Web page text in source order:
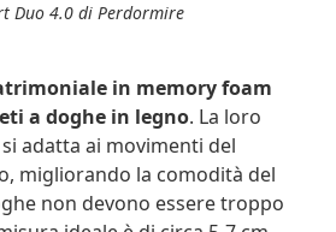
Duo 4.0 di Perdormire
in memory foam
a doghe in legno. La loro
si adatta ai movimenti del
migliorando la comodità del
non devono essere troppo